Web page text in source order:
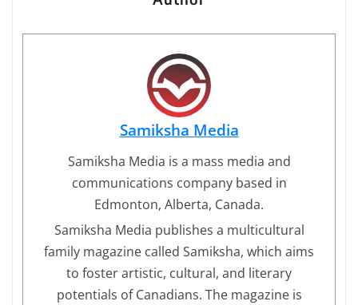
Samiksha Media
Samiksha Media is a mass media and
communications company based in
Edmonton, Alberta, Canada.
Samiksha Media publishes a multicultural
family magazine called Samiksha, which aims
to foster artistic, cultural, and literary
potentials of Canadians. The magazine is